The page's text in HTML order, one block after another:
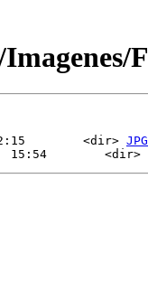
<dir> JPG
15:54        <dir>